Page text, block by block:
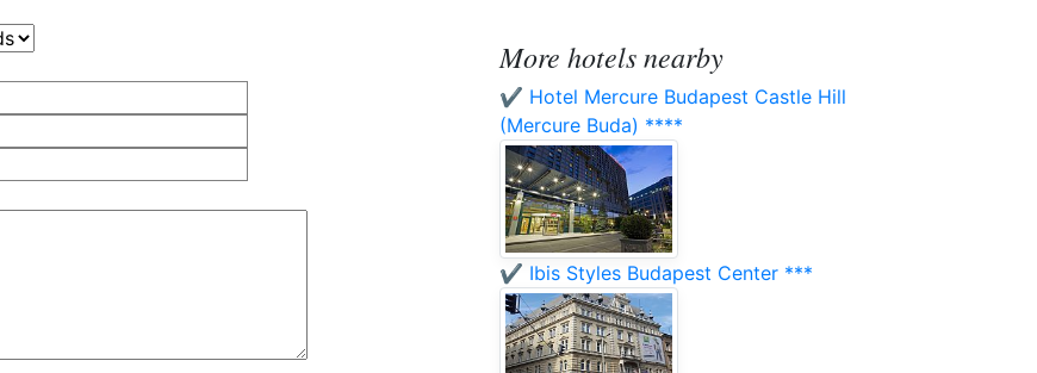
More hotels nearby
✔️ Hotel Mercure Budapest Castle Hill
(Mercure Buda) ****
✔️ Ibis Styles Budapest Center ***